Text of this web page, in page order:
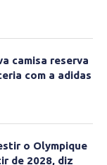
camisa reserva
com a adidas
o Olympique
de 2028, diz